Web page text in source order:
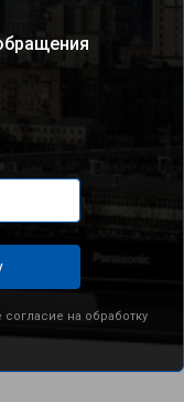
на обработку